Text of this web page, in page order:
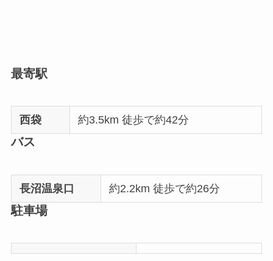
最寄駅
西袋 約3.5km 徒歩で約42分
バス
長沼温泉口 約2.2km 徒歩で約26分
駐車場